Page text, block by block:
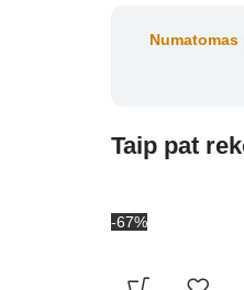
Taip pat
-67%